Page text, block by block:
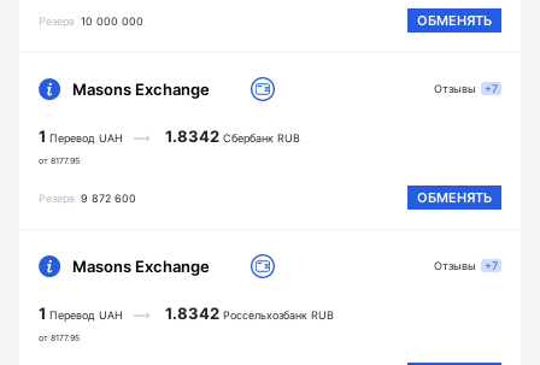
Резерв 10 000 000 ОБМЕНЯТЬ
Masons Exchange
1 Перевод UAH
от 8177.95
1.8342 Сбербанк RUB
Резерв 9 872 600 ОБМЕНЯТЬ
Отзывы +7
Masons Exchange
1 Перевод UAH
от 8177.95
1.8342 Россельхозбанк RUB
Отзывы +7